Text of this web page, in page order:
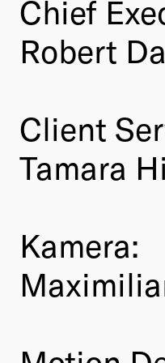
Chief
Robert
Client
Tamara
Kamera: